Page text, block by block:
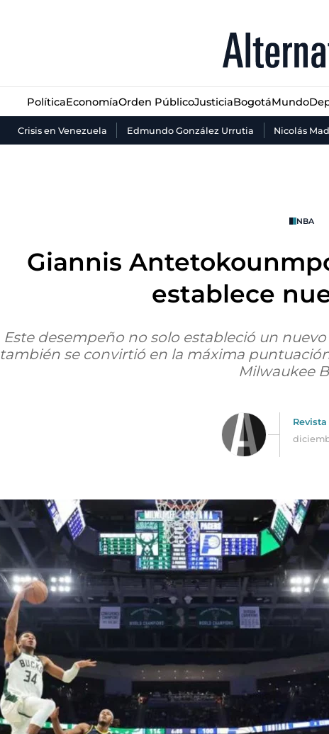
PolíticaEconomíaOrden PúblicoJusticiaBogotáMundo
Crisis en Venezuela Edmundo González Urrutia Nicolás
JusticiaBogotáMundo
NBA
Giannis
establece
Este desempeño no solo estableció un
también se convirtió en la máxima
Milwaukee